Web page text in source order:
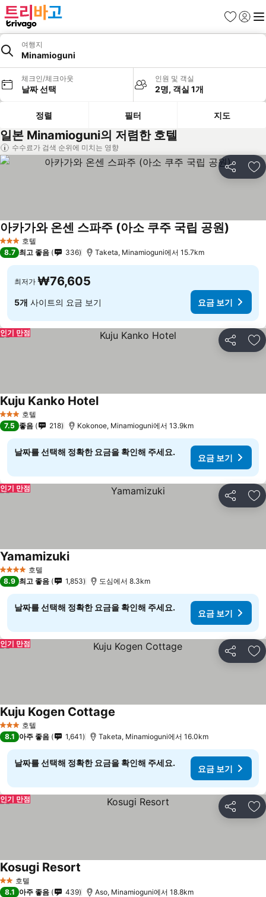
즐겨찾기
로그인
메
여행지
Minamioguni
체크인/체크아웃
날짜 선택
인원 및 객실
2명, 객실 1개
정렬 필터 지도
일본 Minamioguni의 저렴한 호텔
수수료가 검색 순위에 미치는 영향
공유 즐
3 성급 호텔
아카가와 온센 스파주 (아소 쿠주 국립 공원)
8.7 최고 좋음 336 Taketa, Minamioguni에서 15.7km
최저가 ₩76,605
5개 사이트의 요금 보기 요금 보기
공유 즐
인기 만점
3 성급 호텔
Kuju Kanko Hotel
7.5 좋음 218 Kokonoe, Minamioguni에서 13.9km
날짜를 선택해 정확한 요금을 확인해 주세요.
요금 보기
공유 즐
인기 만점
4 성급 호텔
Yamamizuki
8.9 최고 좋음 1,853 도심에서 8.3km
날짜를 선택해 정확한 요금을 확인해 주세요.
요금 보기
공유 즐
인기 만점
3 성급 호텔
Kuju Kogen Cottage
8.1 아주 좋음 1,641 Taketa, Minamioguni에서 16.0km
날짜를 선택해 정확한 요금을 확인해 주세요.
요금 보기
공유 즐
인기 만점
2 성급호텔
Kosugi Resort
8.1 아주 좋음 439 Aso, Minamioguni에서 18.8km